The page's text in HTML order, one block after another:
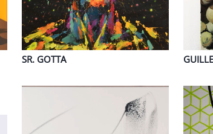
SR. GOTTA GUILLE